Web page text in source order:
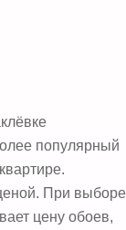
популярный
При выборе
цену обоев,